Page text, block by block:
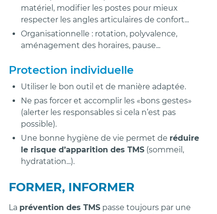
matériel, modifier les postes pour mieux
respecter les angles articulaires de confort...
Organisationnelle : rotation, polyvalence,
aménagement des horaires, pause...
Protection individuelle
Utiliser le bon outil et de manière adaptée.
Ne pas forcer et accomplir les «bons gestes»
(alerter les responsables si cela n’est pas
possible).
Une bonne hygiène de vie permet de réduire
le risque d’apparition des TMS(sommeil,
hydratation...).
FORMER, INFORMER
La prévention des TMSpasse toujours par une